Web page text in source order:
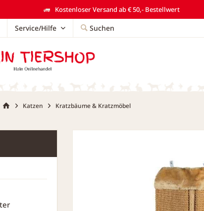
Kostenloser Versand ab € 50,- Bestellwert
Service/Hilfe Suchen
Katzen Kratzbäume & Kratzmöbel